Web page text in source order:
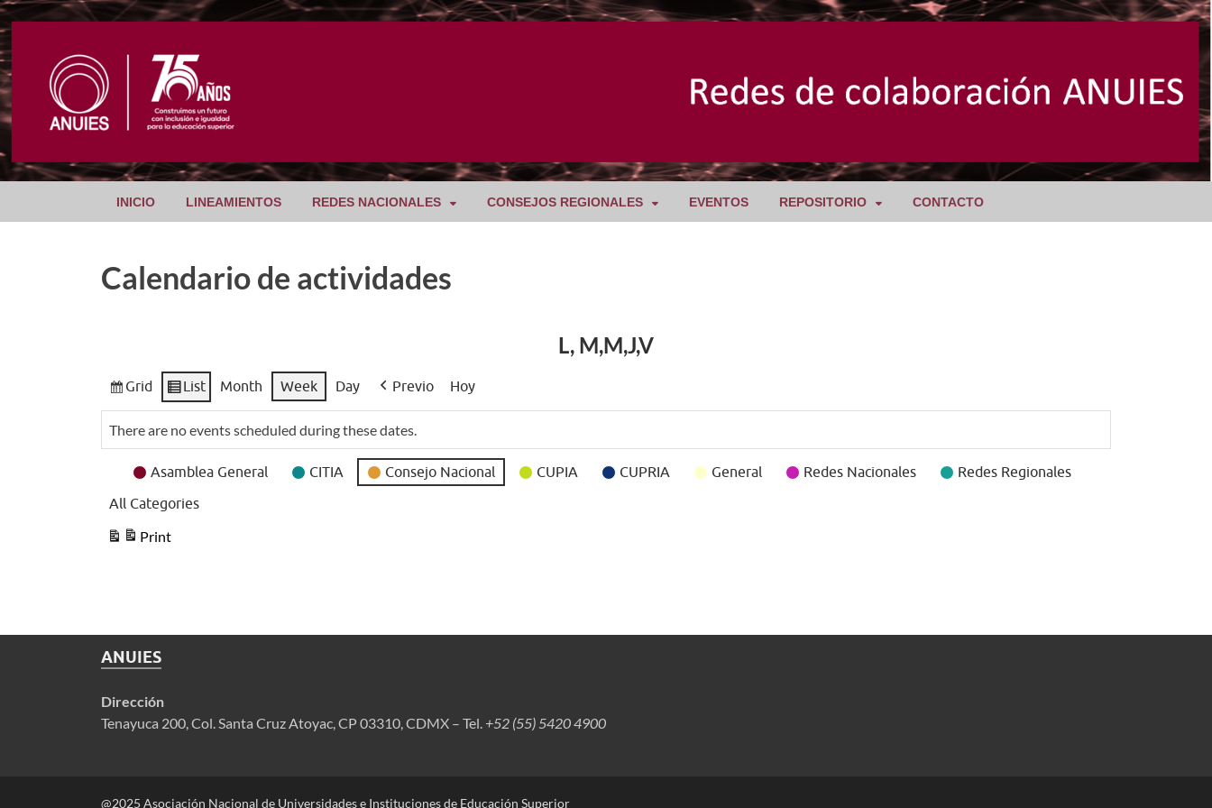
INICIO LINEAMIENTOS REDES NACIONALES CONSEJOS REGIONALES EVENTOS REPOSITORIO CONTACTO
Calendario de actividades
L, M,M,J,V
View
Grid
View
List Month Week Day Previo Hoy
There are no events scheduled during these dates.
Event
Asamblea General CITIA Consejo Nacional CUPIA CUPRIA General Redes Nacionales
Redes Regionales
All Categories
Print
View
ANUIES
Dirección
Tenayuca 200, Col. Santa Cruz Atoyac, CP 03310, CDMX – Tel. +52 (55) 5420 4900
@2025 Asociación Nacional de Universidades e Instituciones de Educación Superior